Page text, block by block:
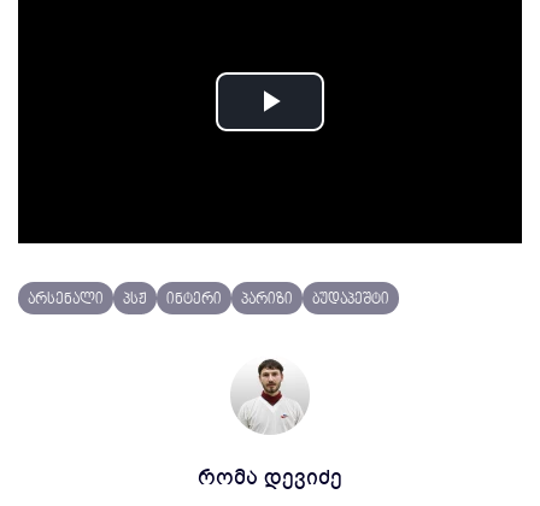
Play
არსენალი პსჟ ინტერი პარიზი ბუდაპეშტი
რომა დევიძე